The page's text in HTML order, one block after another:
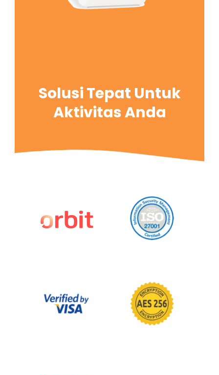
Solusi Tepat Untuk
Aktivitas Anda